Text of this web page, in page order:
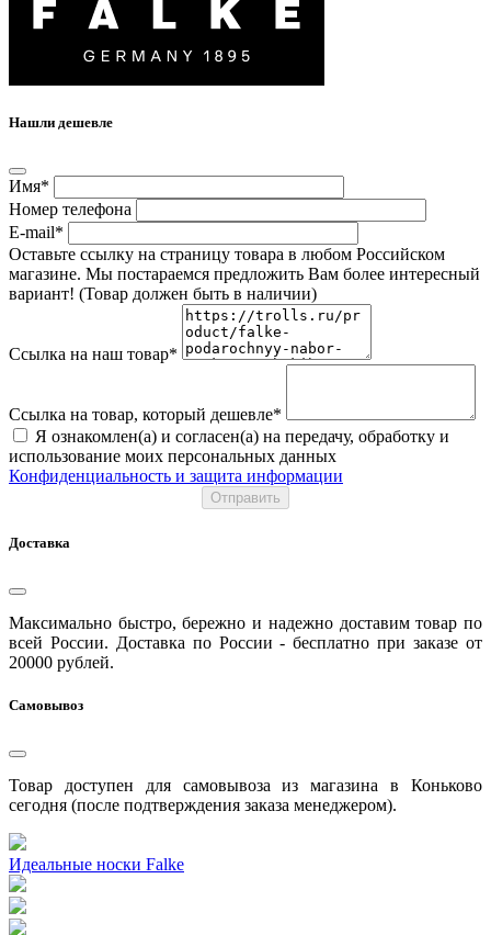
Нашли дешевле
Имя*
Номер телефона
E-mail*
Оставьте ссылку на страницу товара в любом Российском
магазине. Мы постараемся предложить Вам более интересный
вариант! (Товар должен быть в наличии)
Ссылка на наш товар*
Ссылка на товар, который дешевле*
Я ознакомлен(а) и согласен(а) на передачу, обработку и
использование моих персональных данных
Конфиденциальность и защита информации
Отправить
Доставка
Максимально быстро, бережно и надежно доставим товар по
всей России. Доставка по России - бесплатно при заказе от
20000 рублей.
Самовывоз
Товар доступен для самовывоза из магазина в Коньково
сегодня (после подтверждения заказа менеджером).
Идеальные носки Falke